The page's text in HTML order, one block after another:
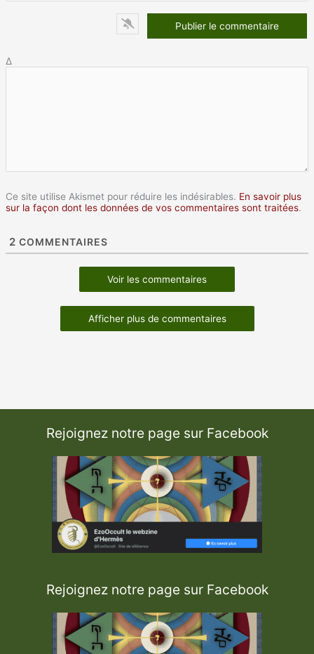
Δ
Ce site utilise Akismet pour réduire les indésirables. En savoir plus
sur la façon dont les données de vos commentaires sont traitées.
2 COMMENTAIRES
Voir les commentaires
Afficher plus de commentaires
Rejoignez notre page sur Facebook
Rejoignez notre page sur Facebook